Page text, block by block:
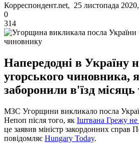
Корреспондент.net, 25 листопада
0
314
Напередодні в Україну
угорського чиновника,
заборонили в'їзд місяць
МЗС Угорщини викликало посла
Непоп після того, як Іштвана Грежу
це заявив міністр закордонних справ
повідомляє Hungary Today.